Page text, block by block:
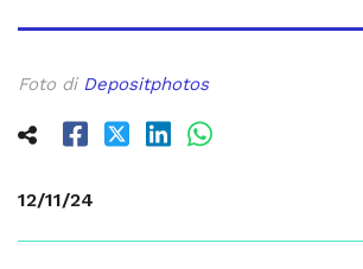
12/11/24
Foto di Depositphotos